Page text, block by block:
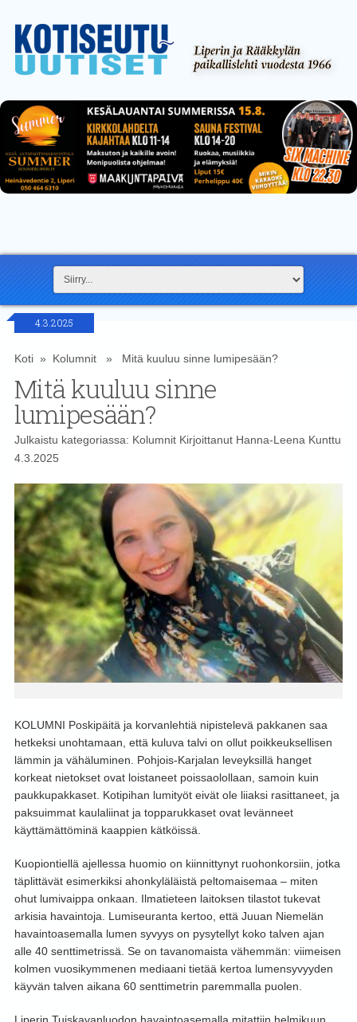
4.3.2025
Koti» Kolumnit» Mitä kuuluu sinne lumipesään?
Mitä kuuluu sinne
lumipesään?
Julkaistu kategoriassa: KolumnitKirjoittanut Hanna-Leena Kunttu
4.3.2025
KOLUMNI Poskipäitä ja korvanlehtiä nipistelevä pakkanen saa
hetkeksi unohtamaan, että kuluva talvi on ollut poikkeuksellisen
lämmin ja vähäluminen. Pohjois-Karjalan leveyksillä hanget
korkeat nietokset ovat loistaneet poissaolollaan, samoin kuin
paukkupakkaset. Kotipihan lumityöt eivät ole liiaksi rasittaneet, ja
paksuimmat kaulaliinat ja topparukkaset ovat levänneet
käyttämättöminä kaappien kätköissä.
Kuopiontiellä ajellessa huomio on kiinnittynyt ruohonkorsiin, jotka
täplittävät esimerkiksi ahonkyläläistä peltomaisemaa – miten
ohut lumivaippa onkaan. Ilmatieteen laitoksen tilastot tukevat
arkisia havaintoja. Lumiseuranta kertoo, että Juuan Niemelän
havaintoasemalla lumen syvyys on pysytellyt koko talven ajan
alle 40 senttimetrissä. Se on tavanomaista vähemmän: viimeisen
kolmen vuosikymmenen mediaani tietää kertoa lumensyvyyden
käyvän talven aikana 60 senttimetrin paremmalla puolen.